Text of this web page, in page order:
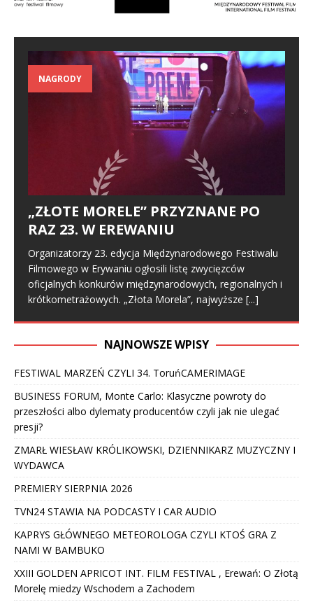
NAGRODY
„ZŁOTE MORELE” PRZYZNANE PO
RAZ 23. W EREWANIU
Organizatorzy 23. edycja Międzynarodowego Festiwalu
Filmowego w Erywaniu ogłosili listę zwycięzców
oficjalnych konkurów międzynarodowych, regionalnych i
krótkometrażowych. „Złota Morela”, najwyższe [...]
NAJNOWSZE WPISY
FESTIWAL MARZEŃ CZYLI 34. ToruńCAMERIMAGE
BUSINESS FORUM, Monte Carlo: Klasyczne powroty do
przeszłości albo dylematy producentów czyli jak nie ulegać
presji?
ZMARŁ WIESŁAW KRÓLIKOWSKI, DZIENNIKARZ MUZYCZNY I
WYDAWCA
PREMIERY SIERPNIA 2026
TVN24 STAWIA NA PODCASTY I CAR AUDIO
KAPRYS GŁÓWNEGO METEOROLOGA CZYLI KTOŚ GRA Z
NAMI W BAMBUKO
XXIII GOLDEN APRICOT INT. FILM FESTIVAL , Erewań: O Złotą
Morelę miedzy Wschodem a Zachodem